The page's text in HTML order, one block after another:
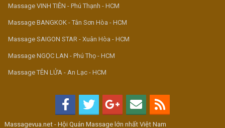
Massage VINH TIÊN - Phú Thạnh - HCM
Massage BANGKOK - Tân Sơn Hòa - HCM
Massage SAIGON STAR - Xuân Hòa - HCM
Massage NGỌC LAN - Phú Thọ - HCM
Massage TÊN LỬA - An Lạc - HCM
Massagevua.net - Hội Quán Massage lớn nhất Việt Nam